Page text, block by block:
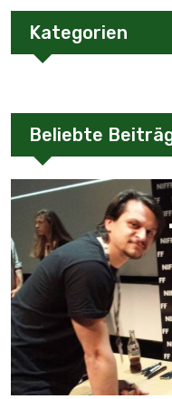
Kategorien
Beliebte